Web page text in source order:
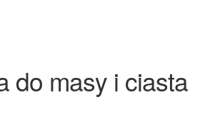
do masy i ciasta